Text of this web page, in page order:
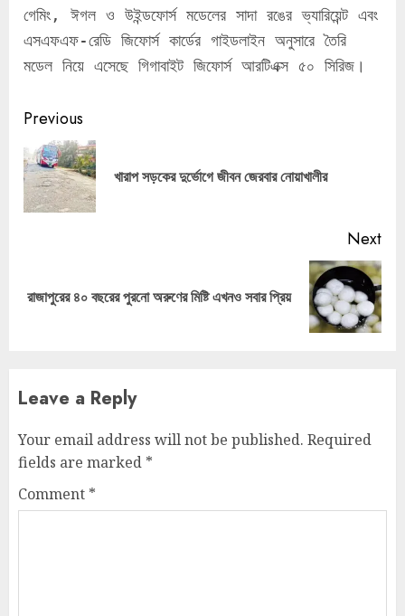
গেমিং, ঈগল ও উইন্ডফোর্স মডেলের সাদা রঙের ভ্যারিয়েন্ট এবং
এসএফএফ-রেডি জিফোর্স কার্ডের গাইডলাইন অনুসারে তৈরি
মডেল নিয়ে এসেছে গিগাবাইট জিফোর্স আরটিএক্স ৫০ সিরিজ।
Continue
Reading
Previous
খারাপ সড়কের দুর্ভোগে জীবন জেরবার নোয়াখালীর
Next
Next
রাজাপুরের ৪০ বছরের পুরনো অরুণের মিষ্টি এখনও সবার প্রিয়
Leave a Reply
Your email address will not be published. Required
fields are marked *
Comment *